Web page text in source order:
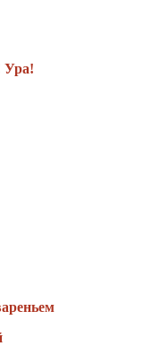
Ура!